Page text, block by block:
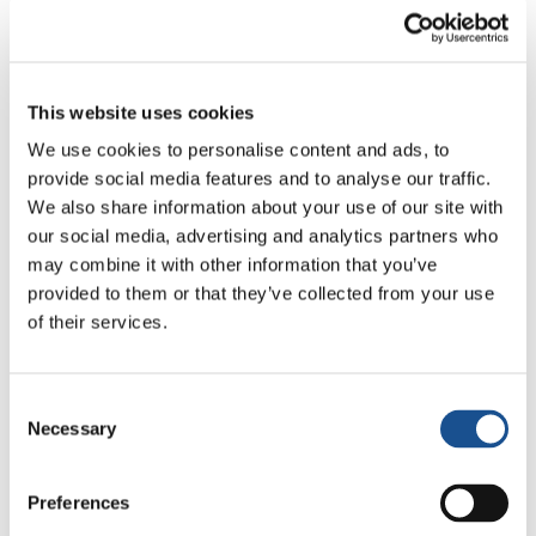
This website uses cookies
We use cookies to personalise content and ads, to
provide social media features and to analyse our traffic.
We also share information about your use of our site with
our social media, advertising and analytics partners who
may combine it with other information that you’ve
provided to them or that they’ve collected from your use
of their services.
Selection
Necessary
Preferences
(pollice alzato in segno di ‘evviva’)
all’iniziativa. Con gioia e sorpresa, nel giro di
pockets” accompagnati da messaggi di
gratitudine e di incoraggiamento. Sembrava un
tam-tam che diffondeva pace, generosità ed
impegno. Finora l’importo raggiunto è di 844
Euro, un piccolo contributo se vogliamo, ma
pieno di significato per i messaggi che
non sposate e allo shopping. Chi aveva
rinunciato alla merenda, chi ad un pasto più
sontuoso. Una ragazza ha scritto: “Non ho
trovato nulla da comprare perché era tutto